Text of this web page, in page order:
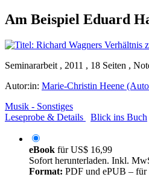
Am Beispiel Eduard
Seminararbeit , 2011 , 18 Seiten ,
Autor:in: Marie-Christin Heene
Musik - Sonstiges
Leseprobe & Details
Blick ins Buch
eBook fürUS$ 16,99
Sofort herunterladen. Inkl.
Format: PDF und ePUB – für